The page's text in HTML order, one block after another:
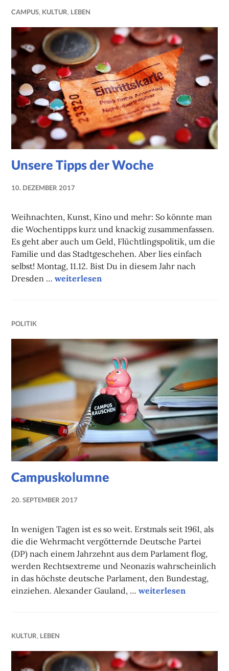
CAMPUS, KULTUR, LEBEN
Unsere Tipps der Woche
10. DEZEMBER 2017
Weihnachten, Kunst, Kino und mehr: So könnte man
die Wochentipps kurz und knackig zusammenfassen.
Es geht aber auch um Geld, Flüchtlingspolitik, um die
Familie und das Stadtgeschehen. Aber lies einfach
selbst! Montag, 11.12. Bist Du in diesem Jahr nach
Dresden …Unsere Tipps der Woche
weiterlesen
POLITIK
Campuskolumne
20. SEPTEMBER 2017
In wenigen Tagen ist es so weit. Erstmals seit 1961, als
die die Wehrmacht vergötternde Deutsche Partei
(DP) nach einem Jahrzehnt aus dem Parlament flog,
werden Rechtsextreme und Neonazis wahrscheinlich
in das höchste deutsche Parlament, den Bundestag,
einziehen. Alexander Gauland, …Campuskolumne
weiterlesen
KULTUR, LEBEN